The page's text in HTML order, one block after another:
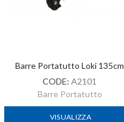
Barre Portatutto Loki 135cm
CODE: A2101
Barre Portatutto
VISUALIZZA